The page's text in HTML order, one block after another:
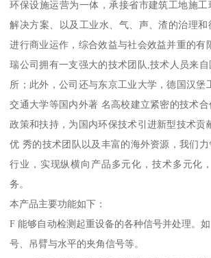
环保设施运营为一体，承接省市建筑工地施
解决方案、以及工业水、气、声、渣的治理
进行商业运作，综合效益与社会效益并重的有
瑞公司拥有一支强大的技术团队,技术人员来
所；此外，公司还与东京工业大学，德国汉堡
交通大学等国内外著 名高校建立紧密的技术
政策和扶持，为国内环保技术引进新型技术贡
优 秀的技术团队以及丰富的海外资源，我们
行业，实现纵横向产品多元化，技术多元化
务。
本产品主要功能如下：
F 能够自动检测起重设备的各种信号并处理。
号、吊臂与水平的夹角信号等。